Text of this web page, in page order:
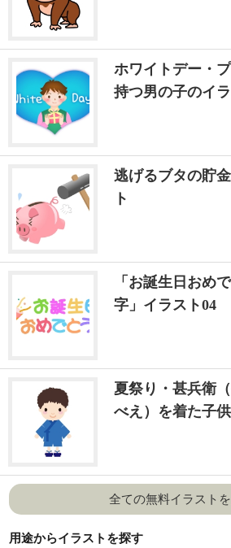
ホワイトデー・
持つ男の子のイ
逃げるブタの貯
ト
「お誕生日おめ
字」イラスト04
夏祭り・甚兵衛
べえ）を着た子
全ての無料イラスト
用途からイラストを探す